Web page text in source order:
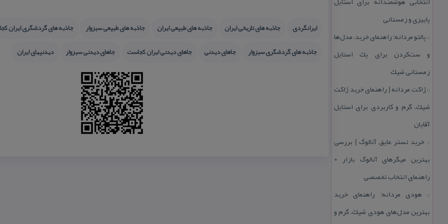
پاییزی و زمستانی
:: پالتو مردانه؛ راهنمای خرید، مدل‌ها
و ست‌كردن برای یك استایل
زمستانی شیك
::ژاكت مردانه | راهنمای خرید ژاكت
شیك، گرم و كاربردی برای استایل
آقایان
:: خرید تستر عایق آنالوگ | بررسی
بهترین میگرهای آنالوگ بازار +
راهنمای انتخاب تخصصی
:: هودی مردانه؛ راهنمای خرید
بهترین مدل‌های هودی شیك، گرم و
ایرانگردی جاذبه های تاریخی ایران جاذبه های طبیعی ایران جاذبه های طبیعی سبزوار
جاذبه های گردشگری ایران
جاذبه های گردشگری سبزوار
جاهای دیدنی جاهای دیدنی ایران كجاست جاهای دیدنی سبزوار دیدنیهای ایران